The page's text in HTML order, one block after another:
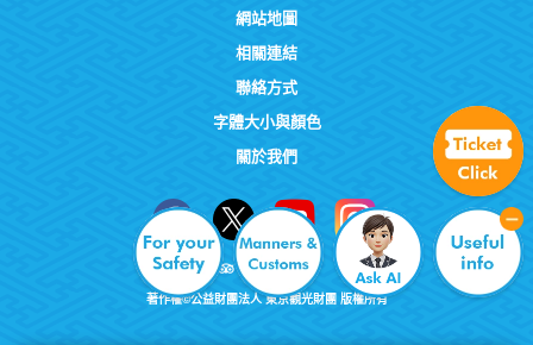
網站地圖
相關連結
聯絡方式
字體大小與顏色
關於我們
著作權©公益財團法人 東京觀光財團 版權所有